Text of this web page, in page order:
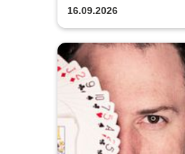
16.09.2026